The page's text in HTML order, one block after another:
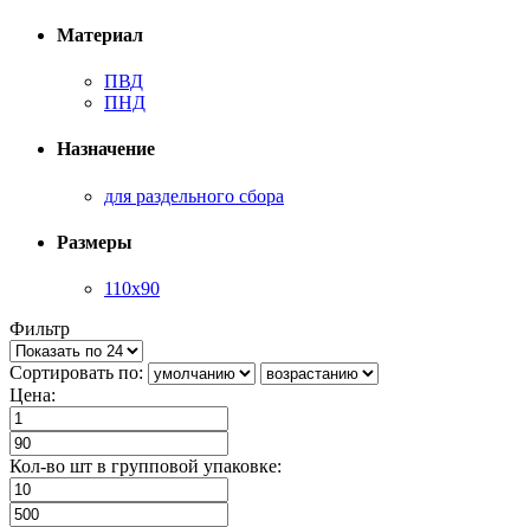
Материал
ПВД
ПНД
Назначение
для раздельного сбора
Размеры
110х90
Фильтр
Сортировать по:
Цена:
Кол-во шт в групповой упаковке: